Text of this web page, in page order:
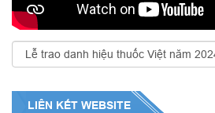
LIÊN KẾT WEBSITE